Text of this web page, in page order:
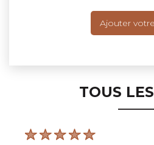
Ajouter
TOUS